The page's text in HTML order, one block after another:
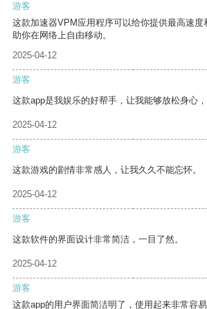
游客
这款加速器VPM应用程序可以给你提供最高速度
助你在网络上自由移动。
2025-04-12
游客
这款app是我娱乐的好帮手，让我能够放松身心，
2025-04-12
游客
这款游戏的剧情非常感人，让我久久不能忘怀。
2025-04-12
游客
这款软件的界面设计非常简洁，一目了然。
2025-04-12
游客
这款app的用户界面简洁明了，使用起来非常容